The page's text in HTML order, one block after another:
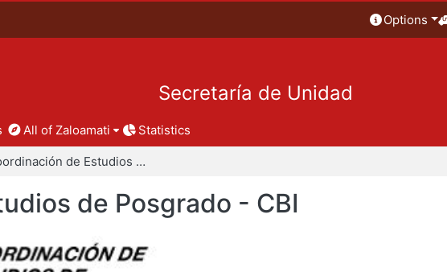
Options
Secretaría de Unidad
All of Zaloamati Statistics
Coordinación de Estudios de Posgrado - CBI
de Posgrado - CBI